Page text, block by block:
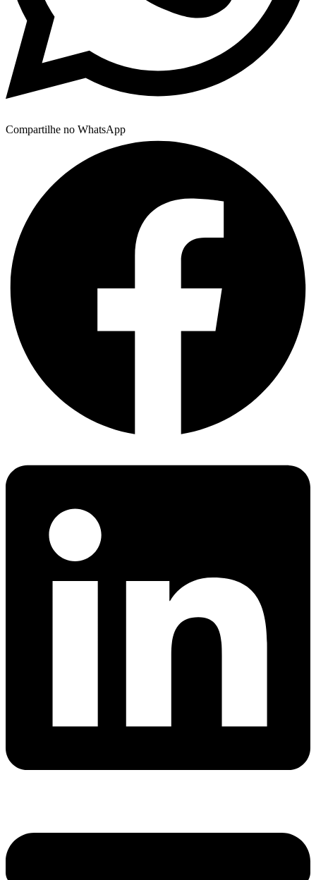
Compartilhe no WhatsApp